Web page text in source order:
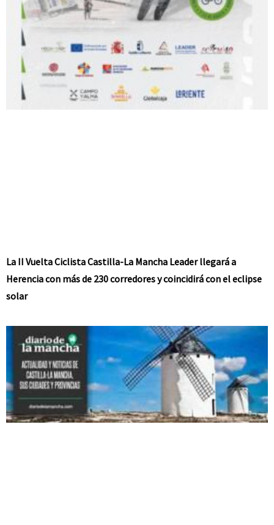
La II Vuelta Ciclista Castilla-La Mancha Leader llegará a
Herencia con más de 230 corredores y coincidirá con el eclipse
solar